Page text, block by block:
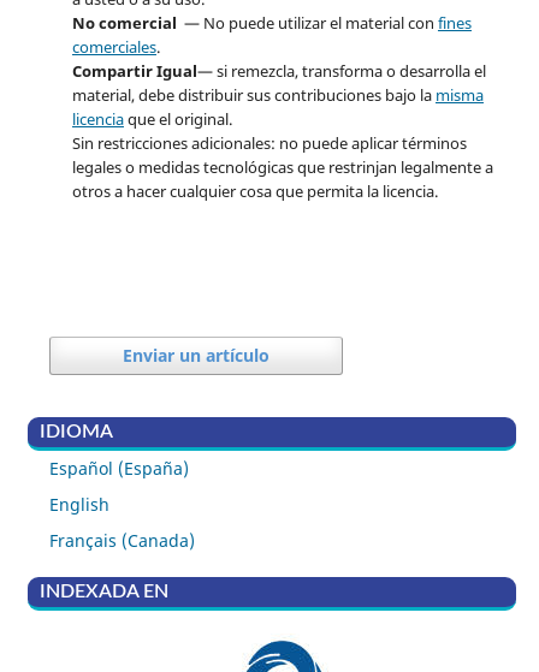
No comercial — No puede utilizar el material con fines
comerciales.
Compartir Igual— si remezcla, transforma o desarrolla el
material, debe distribuir sus contribuciones bajo la misma
licenciaque el original.
Sin restricciones adicionales: no puede aplicar términos
legales o medidas tecnológicas que restrinjan legalmente a
otros a hacer cualquier cosa que permita la licencia.
Enviar un artículo
IDIOMA
Español (España)
English
Français (Canada)
INDEXADA EN